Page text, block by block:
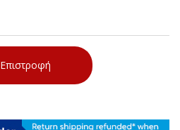
Επιστροφή